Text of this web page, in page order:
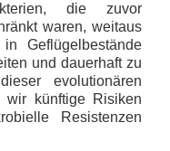
die zuvor
waren, weitaus
Geflügelbestände
und dauerhaft zu
evolutionären
wir künftige Risiken
Resistenzen